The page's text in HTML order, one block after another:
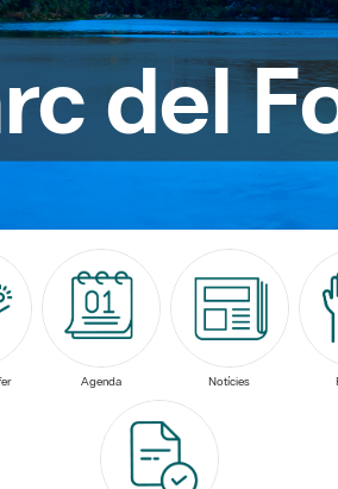
del
Agenda Notícies